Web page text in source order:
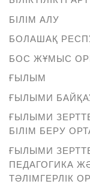
БІЛІМ АЛУ
БОЛАШАҚ
БОС ЖҰМЫС
ҒЫЛЫМ
ҒЫЛЫМИ
ҒЫЛЫМИ
БІЛІМ БЕРУ
ҒЫЛЫМИ
ПЕДАГОГИКА
ТӘЛІМГЕРЛІК